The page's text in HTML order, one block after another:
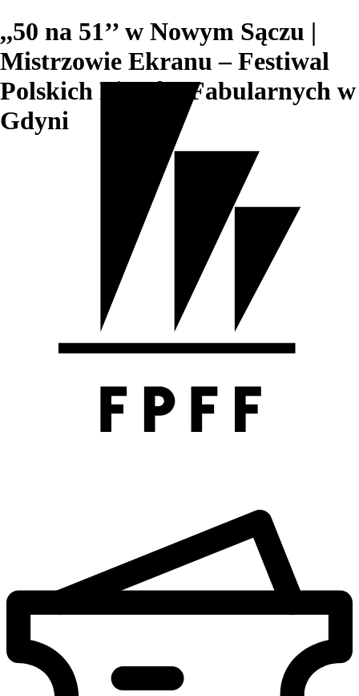
,,50 na 51’’ w Nowym Sączu |
Mistrzowie Ekranu – Festiwal
Polskich Filmów Fabularnych w
Gdyni